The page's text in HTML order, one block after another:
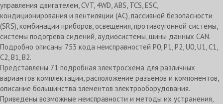
управления двигателем, CVT, 4WD, ABS, TCS, ESC,
кондиционирования и вентиляции (АС), пассивной безопасности
(SRS), комбинации приборов, освещения, противоугонной системы,
системы подогрева сидений, аудиосистемы, шины данных CAN.
Подробно описаны 753 кода неисправностей P0, P1, Р2, U0, U1, С1,
С2, В1, В2.
Представлены 71 подробная электросхема для различных
вариантов комплектации, расположение разъемов и компонентов,
описание большинства элементов электрооборудования.
Приведены возможные неисправности и методы их устранения,